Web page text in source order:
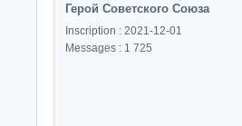
Герой Советского Союза
Inscription : 2021-12-01
Messages : 1 725